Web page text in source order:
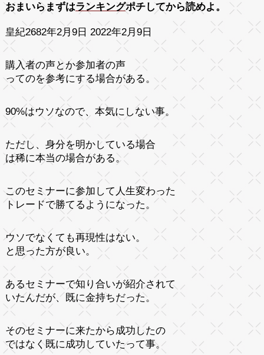
おまいらまずはランキングポチしてから読めよ。
皇紀2682年2月9日 2022年2月9日
購入者の声とか参加者の声
ってのを参考にする場合がある。
90%はウソなので、本気にしない事。
ただし、身分を明かしている場合
は稀に本当の場合がある。
このセミナーに参加して人生変わった
トレードで勝てるようになった。
ウソでなくても再現性はない。
と思った方が良い。
あるセミナーで知り合いが紹介されて
いたんだが、既に金持ちだった。
そのセミナーに来たから成功したの
ではなく既に成功していたって事。